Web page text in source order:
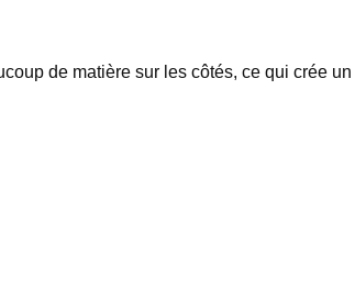
de matière sur les côtés, ce qui crée